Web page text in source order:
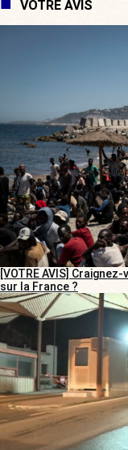
VOTRE AVIS
[VOTRE AVIS]
sur la France ?